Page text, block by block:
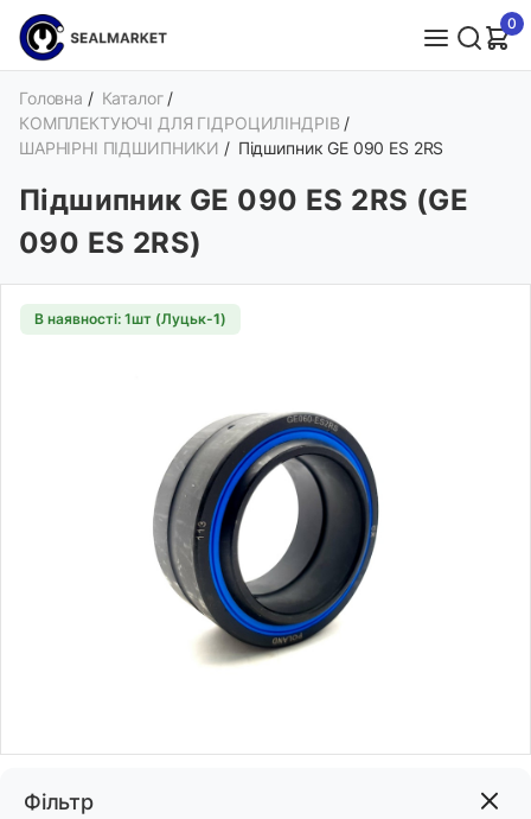
0
Фільтр
Головна / Каталог /
КОМПЛЕКТУЮЧІ ДЛЯ ГІДРОЦИЛІНДРІВ /
ШАРНІРНІ ПІДШИПНИКИ / Підшипник GE 090 ES 2RS
Підшипник GE 090 ES 2RS (GE
090 ES 2RS)
В наявності: 1шт (Луцьк-1)